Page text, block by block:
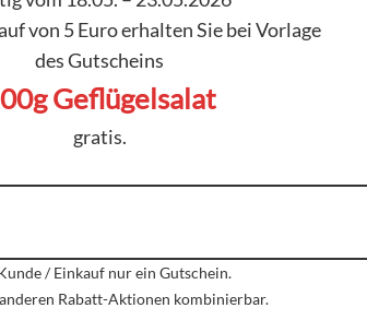
von 5 Euro erhalten Sie bei Vorlage
des Gutscheins
Geflügelsalat
gratis.
/ Einkauf nur ein Gutschein.
Rabatt-Aktionen kombinierbar.